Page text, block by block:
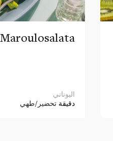
Maroulosalata
اليوناني
دقيقة تحضير/طهي